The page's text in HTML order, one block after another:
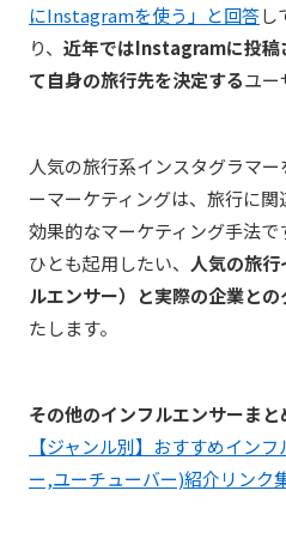
にInstagramを使う」と回答し
り、 近年ではInstagramに投稿
て自身の旅行先を決定するユー
人気の旅行系インスタグラマ
ーマーケティングは、旅行に
効果的なマーケティング手法
ひとも起用したい、 人気の旅
ルエンサー）と実際の企業と
たします。
その他のインフルエンサーま
【ジャンル別】おすすめイン
ー,ユーチューバー)紹介リンク